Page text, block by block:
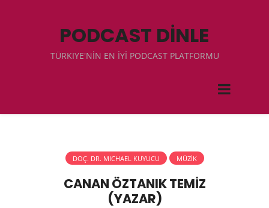
PODCAST DİNLE
TÜRKIYE'NİN EN İYİ PODCAST PLATFORMU
DOÇ. DR. MICHAEL KUYUCU MÜZİK
CANAN ÖZTANIK TEMİZ
(YAZAR)